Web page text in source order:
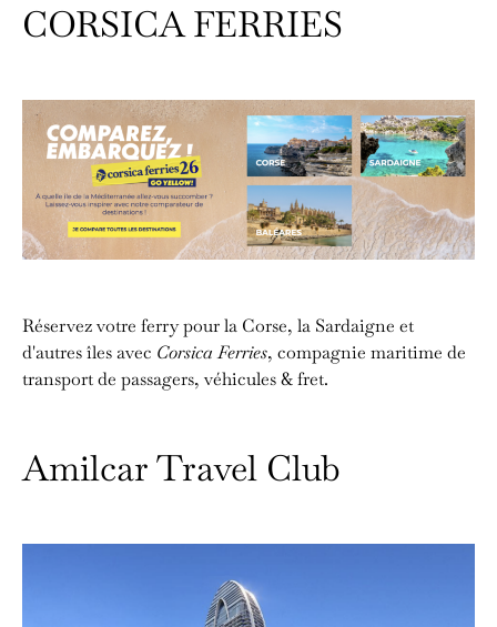
CORSICA FERRIES
Réservez votre ferry pour la Corse, la Sardaigne et
d'autres îles avec Corsica Ferries, compagnie maritime de
transport de passagers, véhicules & fret.
Amilcar Travel Club